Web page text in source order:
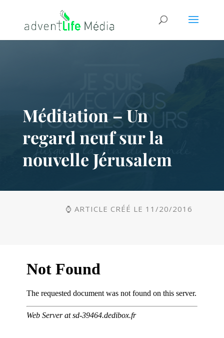
Méditation – Un
regard neuf sur la
nouvelle Jérusalem
⌚ ARTICLE CRÉÉ LE 11/20/2016